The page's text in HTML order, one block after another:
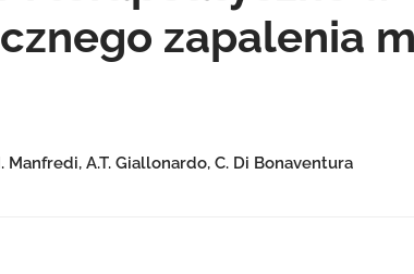
zapalenia
Manfredi, A.T. Giallonardo, C. Di Bonaventura